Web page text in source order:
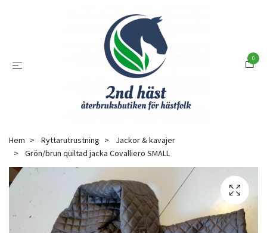
0
Hem Ryttarutrustning
Jackor & kavajer
Grön/brun quiltad jacka Covalliero SMALL